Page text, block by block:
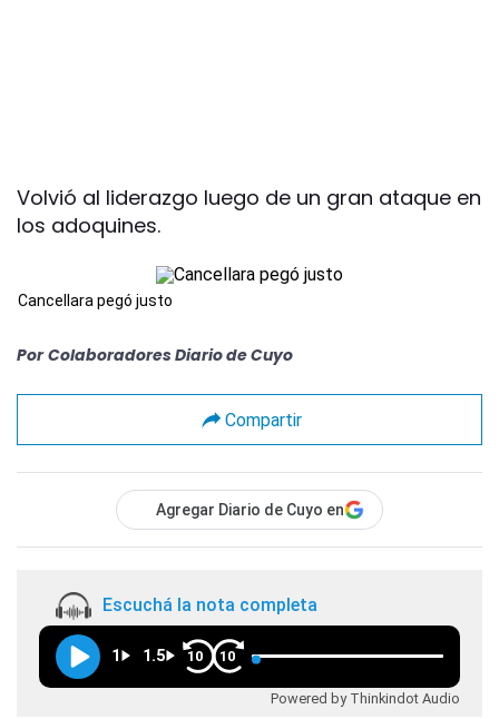
Volvió al liderazgo luego de un gran ataque en
los adoquines.
Cancellara pegó justo
Por Colaboradores Diario de Cuyo
Compartir
Agregar Diario de Cuyo en
Escuchá la nota completa
1 1.5 10 10
Powered by Thinkindot Audio